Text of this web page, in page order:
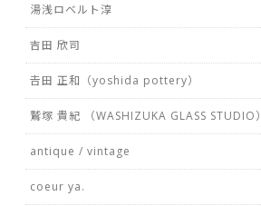
湯浅ロベルト淳
吉田 欣司
𠮷田 正和（yoshida pottery）
鷲塚 貴紀 （WASHIZUKA GLASS STUDIO）
antique / vintage
coeur ya.